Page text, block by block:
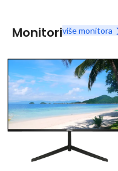
Monitoriviše monitora